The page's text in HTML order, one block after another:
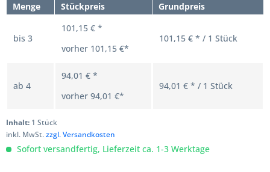
Menge Stückpreis Grundpreis
bis 3
101,15 € *
vorher 101,15 €*
101,15 € * / 1 Stück
ab 4
94,01 € *
vorher 94,01 €*
94,01 € * / 1 Stück
Inhalt: 1 Stück
inkl. MwSt.zzgl. Versandkosten
Sofort versandfertig, Lieferzeit ca. 1-3 Werktage